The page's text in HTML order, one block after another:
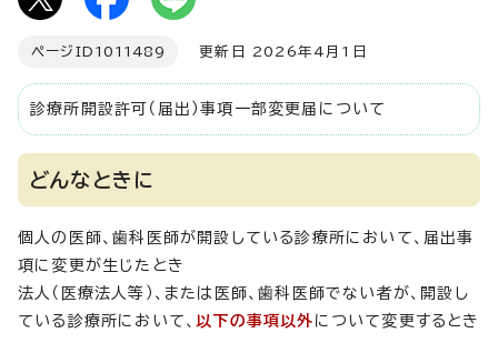
ページID 1011489 更新日 2026年4月1日
診療所開設許可（届出）事項一部変更届について
どんなときに
個人の医師、歯科医師が開設している診療所において、届出事
項に変更が生じたとき
法人（医療法人等）、または医師、歯科医師でない者が、開設し
ている診療所において、 以下の事項以外 について変更するとき